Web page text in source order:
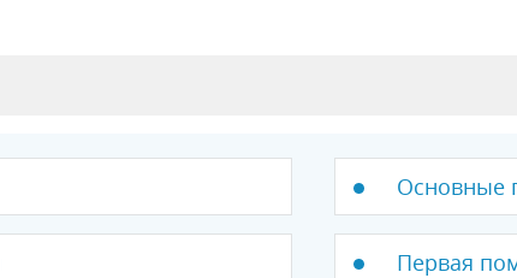
Основные
Первая